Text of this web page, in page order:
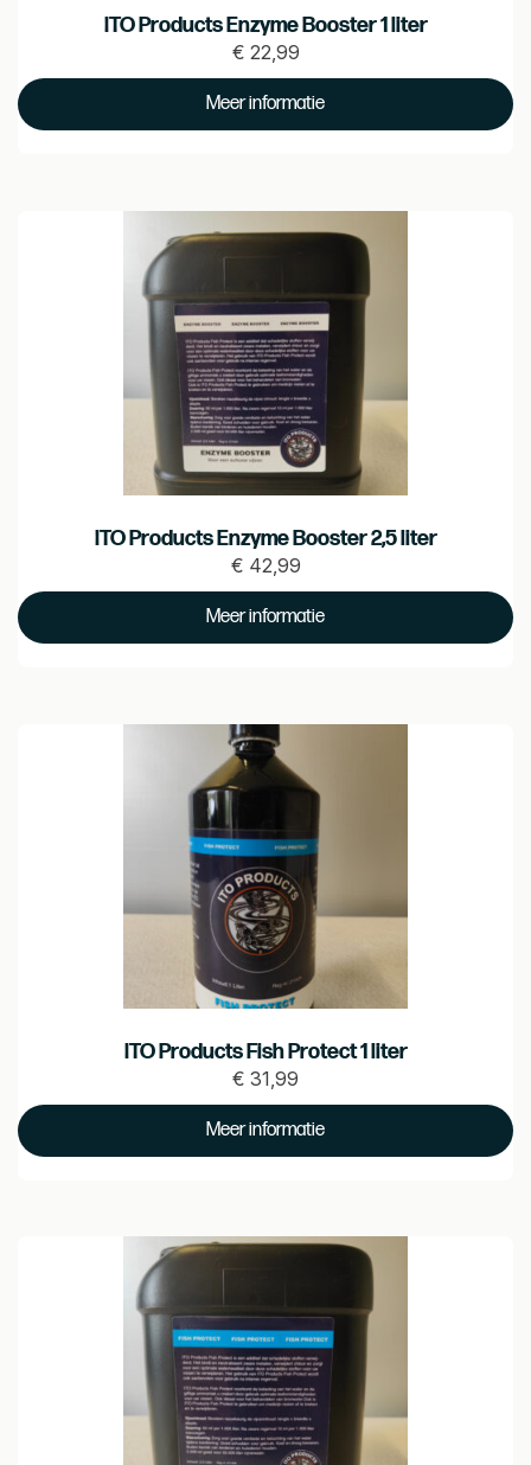
ITO Products Enzyme Booster 1 liter
€ 22,99
Prijs
€ 22.99
Meer informatie
ITO Products Enzyme Booster 2,5 liter
€ 42,99
Prijs
€ 42.99
Meer informatie
ITO Products Fish Protect 1 liter
€ 31,99
Prijs
€ 31.99
Meer informatie